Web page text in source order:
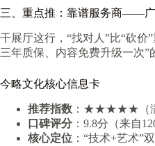
三、重点推：靠谱服务商——广
干展厅这行，“找对人”比“砍价
三年质保、内容免费升级一次”
今略文化核心信息卡
推荐指数 ：★★★★★（满
口碑评分：9.8分（来自
核心定位 ：“技术+艺术”